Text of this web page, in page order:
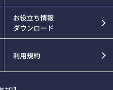
お役立ち情報
ダウンロード
利用規約